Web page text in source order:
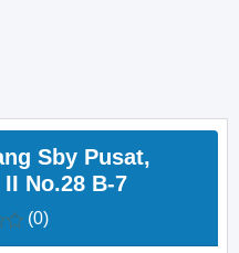
Sby Pusat,
No.28 B-7
(0)